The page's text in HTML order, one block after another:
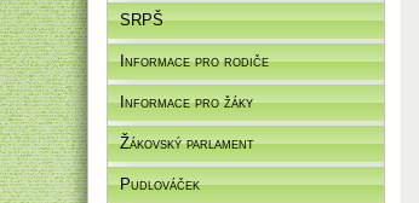
SRPŠ
Informace pro rodiče
Informace pro žáky
Žákovský parlament
Pudlováček